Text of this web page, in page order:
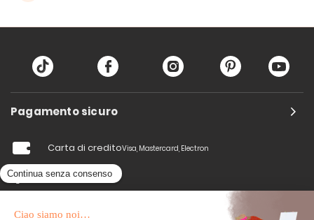
Pagamento sicuro
Carta di creditoVisa, Mastercard, Electron
Paypal